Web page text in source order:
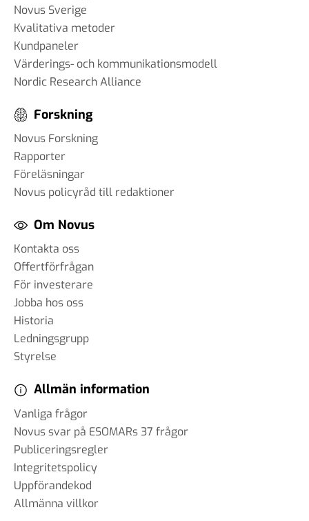
Novus Sverige
Kvalitativa metoder
Kundpaneler
Värderings- och kommunikationsmodell
Nordic Research Alliance
Forskning
Novus Forskning
Rapporter
Föreläsningar
Novus policyråd till redaktioner
Om Novus
Kontakta oss
Offertförfrågan
För investerare
Jobba hos oss
Historia
Ledningsgrupp
Styrelse
Allmän information
Vanliga frågor
Novus svar på ESOMARs 37 frågor
Publiceringsregler
Integritetspolicy
Uppförandekod
Allmänna villkor